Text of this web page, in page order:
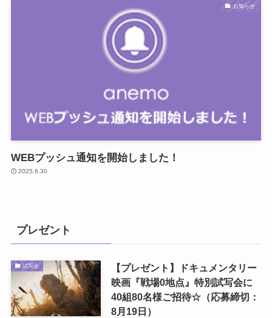
お知らせ
WEBプッシュ通知を開始しました！
2025.6.30
プレゼント
試写会
【プレゼント】ドキュメンタリー
映画『戦場0地点』特別試写会に
40組80名様ご招待☆（応募締切：
8月19日）